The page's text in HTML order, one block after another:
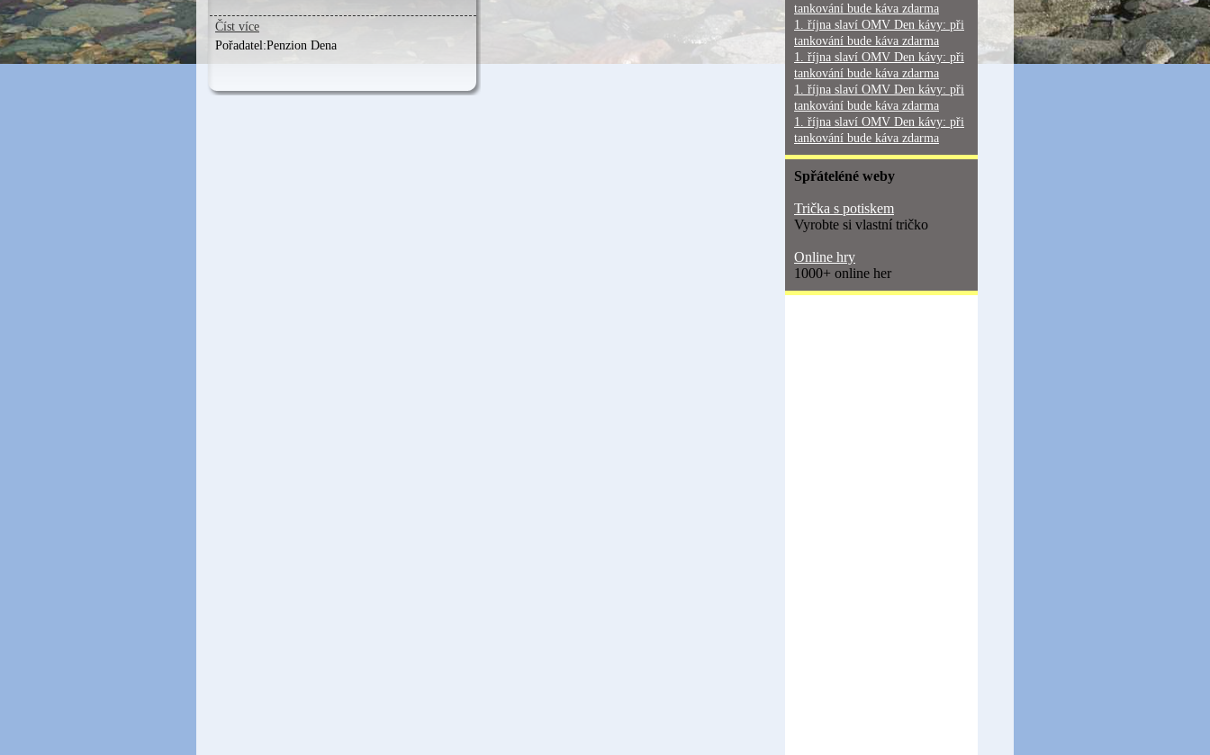
Číst více
Pořadatel:Penzion Dena
tankování bude káva zdarma
1. října slaví OMV Den kávy: při
tankování bude káva zdarma
1. října slaví OMV Den kávy: při
tankování bude káva zdarma
1. října slaví OMV Den kávy: při
tankování bude káva zdarma
1. října slaví OMV Den kávy: při
tankování bude káva zdarma
Spřáteléné weby
Trička s potiskem
Vyrobte si vlastní tričko
Online hry
1000+ online her